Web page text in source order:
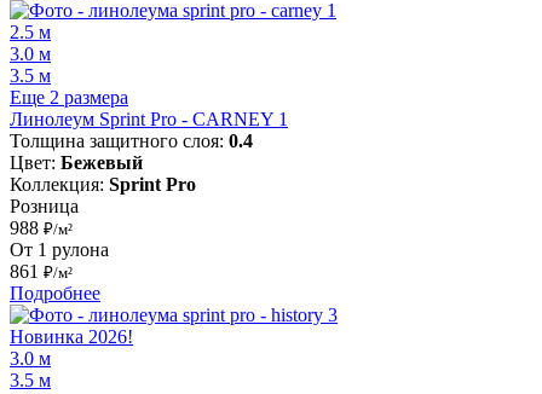
2.5 м
3.0 м
3.5 м
Еще 2 размера
Линолеум Sprint Pro - CARNEY 1
Толщина защитного слоя: 0.4
Цвет: Бежевый
Коллекция: Sprint Pro
Розница
988 ₽/м²
От 1 рулона
861 ₽/м²
Подробнее
Новинка 2026!
3.0 м
3.5 м